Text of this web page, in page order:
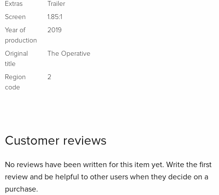
Extras
Trailer
Screen
1.85:1
Year of
production
2019
Original
title
The Operative
Region
code
2
Customer reviews
No reviews have been written for this item yet. Write the first
review and be helpful to other users when they decide on a
purchase.